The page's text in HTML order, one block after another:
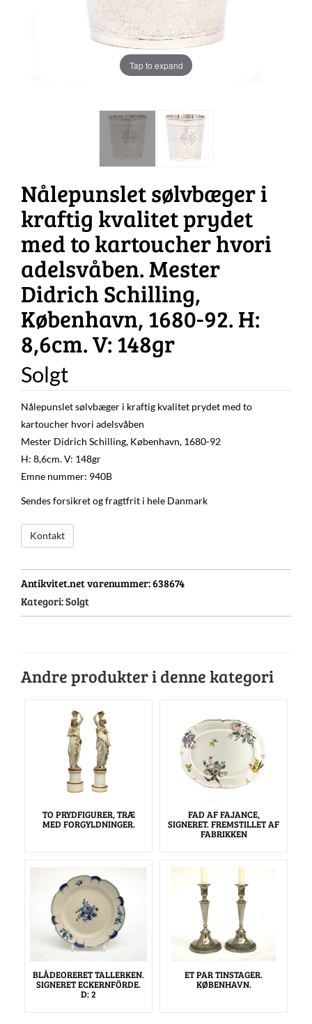
Tap to expand
Nålepunslet sølvbæger i
kraftig kvalitet prydet
med to kartoucher hvori
adelsvåben. Mester
Didrich Schilling,
København, 1680-92. H:
8,6cm. V: 148gr
Solgt
Nålepunslet sølvbæger i kraftig kvalitet prydet med to
kartoucher hvori adelsvåben
Mester Didrich Schilling, København, 1680-92
H: 8,6cm. V: 148gr
Emne nummer: 940B
Sendes forsikret og fragtfrit i hele Danmark
Kontakt
Antikvitet.net varenummer:638674
Kategori:Solgt
Andre produkter i denne kategori
TO PRYDFIGURER, TRÆ
MED FORGYLDNINGER.
FAD AF FAJANCE,
SIGNERET. FREMSTILLET AF
FABRIKKEN
BLÅDEORERET TALLERKEN.
SIGNERET ECKERNFÖRDE.
D: 2
ET PAR TINSTAGER.
KØBENHAVN.